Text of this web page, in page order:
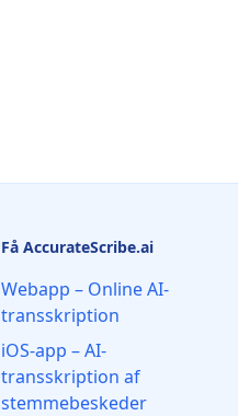
Få AccurateScribe.ai
Webapp – Online AI-
transskription
iOS-app – AI-
transskription af
stemmebeskeder